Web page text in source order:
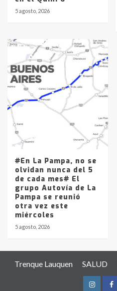
5 agosto, 2026
#En La Pampa, no se
olvidan nunca del 5
de cada mes# El
grupo Autovía de La
Pampa se reunió
otra vez este
miércoles
5 agosto, 2026
Trenque Lauquen SALUD